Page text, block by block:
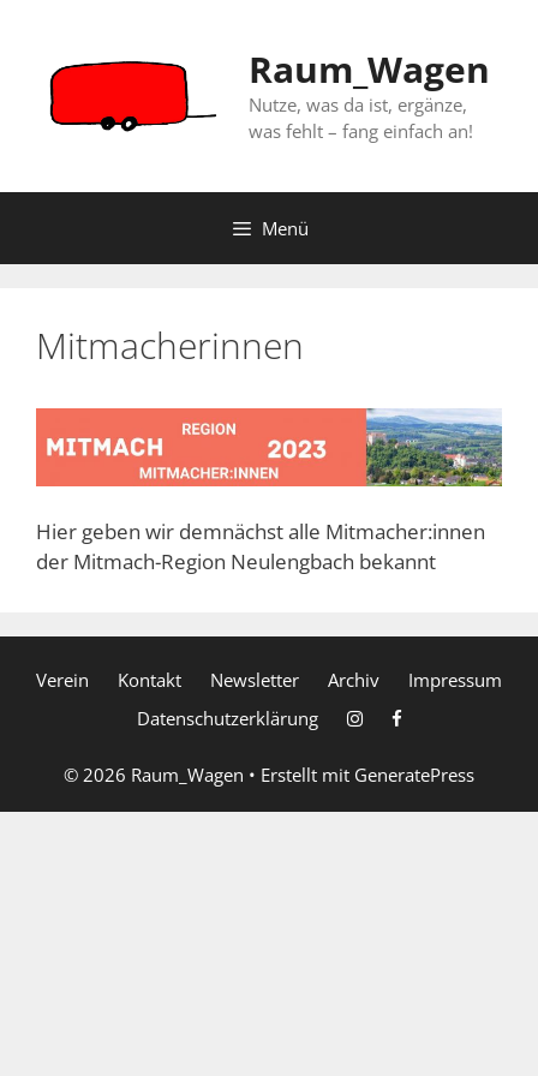
springen
Raum_Wagen
Nutze, was da ist, ergänze,
was fehlt – fang einfach an!
Menü
Mitmacherinnen
Hier geben wir demnächst alle Mitmacher:innen
der Mitmach-Region Neulengbach bekannt
Verein Kontakt Newsletter Archiv
Impressum
Datenschutzerklärung
© 2026 Raum_Wagen • Erstellt mit GeneratePress